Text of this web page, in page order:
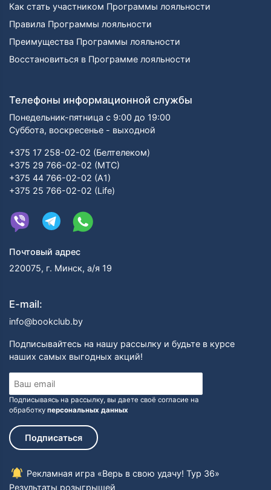
Как стать участником Программы лояльности
Правила Программы лояльности
Преимущества Программы лояльности
Восстановиться в Программе лояльности
Телефоны информационной службы
Понедельник-пятница с 9:00 до 19:00
Суббота, воскресенье - выходной
+375 17 258-02-02 (Белтелеком)
+375 29 766-02-02 (МТС)
+375 44 766-02-02 (А1)
+375 25 766-02-02 (Life)
Почтовый адрес
220075, г. Минск, а/я 19
E-mail:
info@bookclub.by
Подписывайтесь на нашу рассылку и будьте в курсе
наших самых выгодных акций!
Подписываясь на рассылку, вы даете своё согласие на
обработку персональных данных
Подписаться
Рекламная игра «Верь в свою удачу! Тур 36»
Результаты розыгрышей